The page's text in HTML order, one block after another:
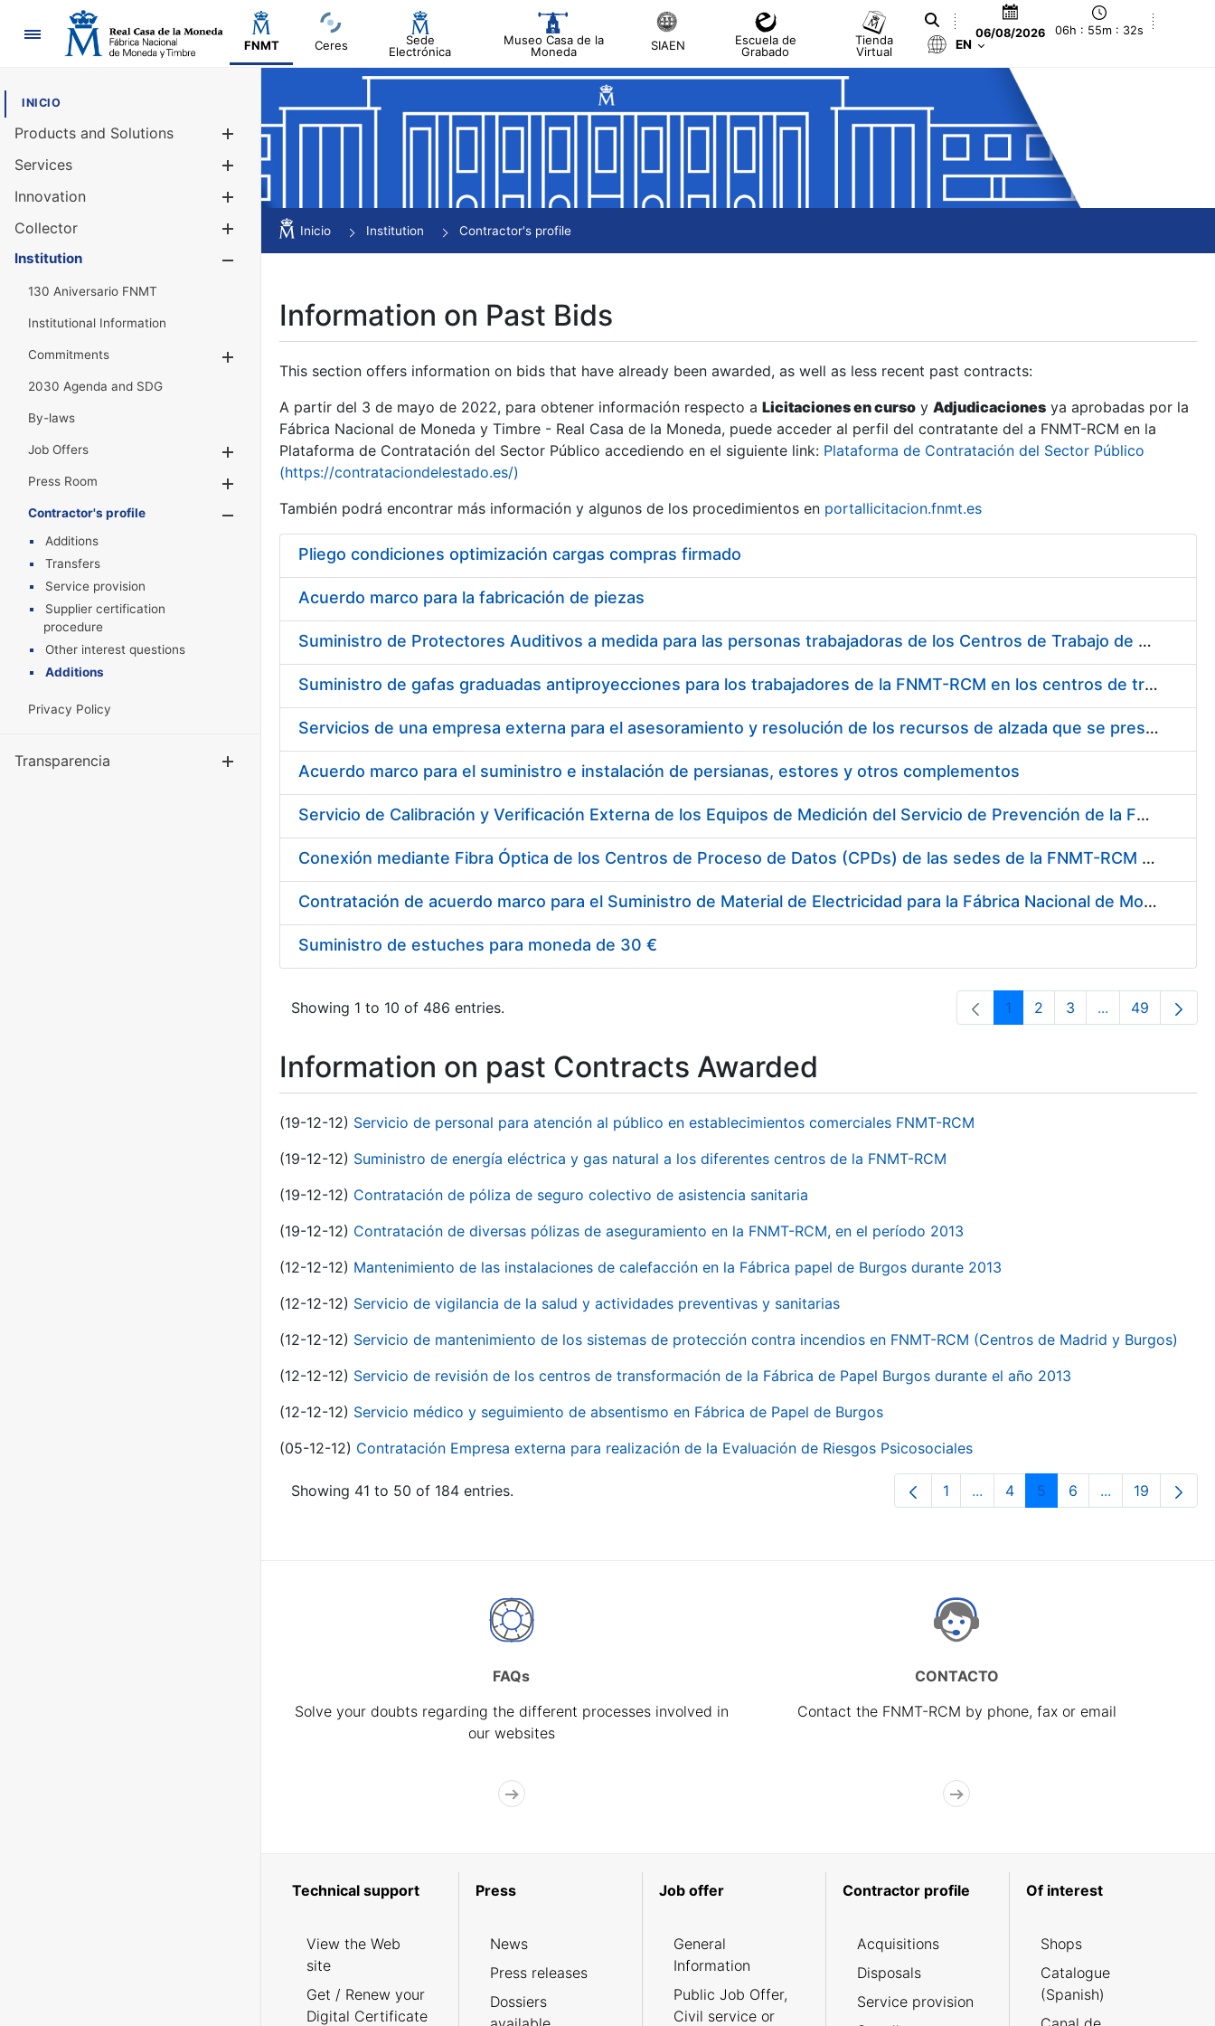
Navigation
FNMT Ceres
Sede
Electrónica
Museo Casa de la
Moneda
SIAEN
Escuela de
Grabado
Tienda
Virtual
06/08/2026 06h : 55m : 33s
EN
INICIO
Products and Solutions
Services
Innovation
Collector
Show/Hide
Institution
130 Aniversario FNMT
Institutional Information
Commitments
2030 Agenda and SDG
By-laws
Job Offers
Show/Hide
Press Room
Show/Hide
Contractor's profile
Show/Hide
Additions
Transfers
Service provision
Supplier certification
procedure
Other interest questions
Additions
Privacy Policy
Transparencia Show/Hide
Inicio Institution Contractor's profile
Information on Past Bids
This section offers information on bids that have already been awarded, as well as less recent past contracts:
A partir del 3 de mayo de 2022, para obtener información respecto a Licitaciones en curso y Adjudicaciones ya aprobadas por la
Fábrica Nacional de Moneda y Timbre - Real Casa de la Moneda, puede acceder al perfil del contratante del a FNMT-RCM en la
Plataforma de Contratación del Sector Público accediendo en el siguiente link: Plataforma de Contratación del Sector Público
(https://contrataciondelestado.es/)
También podrá encontrar más información y algunos de los procedimientos en portallicitacion.fnmt.es
Pliego condiciones optimización cargas compras firmado
Acuerdo marco para la fabricación de piezas
Suministro de Protectores Auditivos a medida para las personas trabajadoras de los Centros de Trabajo de Madrid y Burgos
Suministro de gafas graduadas antiproyecciones para los trabajadores de la FNMT-RCM en los centros de trabajo de Madrid y Burgos
Servicios de una empresa externa para el asesoramiento y resolución de los recursos de alzada que se presentan relacionados con procesos de selección para la FNMT-RCM
Acuerdo marco para el suministro e instalación de persianas, estores y otros complementos
Servicio de Calibración y Verificación Externa de los Equipos de Medición del Servicio de Prevención de la FNMT-RCM
Conexión mediante Fibra Óptica de los Centros de Proceso de Datos (CPDs) de las sedes de la FNMT-RCM de Burgos y Madrid
Contratación de acuerdo marco para el Suministro de Material de Electricidad para la Fábrica Nacional de Moneda y Timbre-Real Casa de la Moneda en su centro de trabajo de Burgos
Suministro de estuches para moneda de 30 €
Showing 1 to 10 of 486 entries. Page
1 Page
2 Page
3 ...Intermediate
Page
49
Information on past Contracts Awarded
(19-12-12) Servicio de personal para atención al público en establecimientos comerciales FNMT-RCM
(19-12-12) Suministro de energía eléctrica y gas natural a los diferentes centros de la FNMT-RCM
(19-12-12) Contratación de póliza de seguro colectivo de asistencia sanitaria
(19-12-12) Contratación de diversas pólizas de aseguramiento en la FNMT-RCM, en el período 2013
(12-12-12) Mantenimiento de las instalaciones de calefacción en la Fábrica papel de Burgos durante 2013
(12-12-12) Servicio de vigilancia de la salud y actividades preventivas y sanitarias
(12-12-12) Servicio de mantenimiento de los sistemas de protección contra incendios en FNMT-RCM (Centros de Madrid y Burgos)
(12-12-12) Servicio de revisión de los centros de transformación de la Fábrica de Papel Burgos durante el año 2013
(12-12-12) Servicio médico y seguimiento de absentismo en Fábrica de Papel de Burgos
(05-12-12) Contratación Empresa externa para realización de la Evaluación de Riesgos Psicosociales
Showing 41 to 50 of 184 entries. Page
1 ...Intermediate Pages Use TAB to
Page
4 Page
5 Page
6 ...Intermediate
Page
19
FAQs
Solve your doubts regarding the different processes involved in
our websites
CONTACTO
Contact the FNMT-RCM by phone, fax or email
Technical support
View the Web
site
Get / Renew your
Digital Certificate
Press
News
Press releases
Dossiers
Job offer
General
Information
Public Job Offer,
Civil service or
Contractor profile
Acquisitions
Disposals
Service provision
Of interest
Shops
Catalogue
(Spanish)